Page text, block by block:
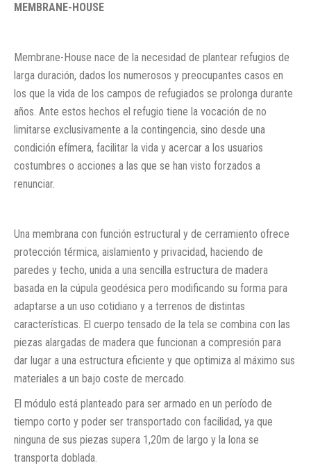
MEMBRANE-HOUSE
Membrane-House nace de la necesidad de plantear refugios de
larga duración, dados los numerosos y preocupantes casos en
los que la vida de los campos de refugiados se prolonga durante
años. Ante estos hechos el refugio tiene la vocación de no
limitarse exclusivamente a la contingencia, sino desde una
condición efímera, facilitar la vida y acercar a los usuarios
costumbres o acciones a las que se han visto forzados a
renunciar.
Una membrana con función estructural y de cerramiento ofrece
protección térmica, aislamiento y privacidad, haciendo de
paredes y techo, unida a una sencilla estructura de madera
basada en la cúpula geodésica pero modificando su forma para
adaptarse a un uso cotidiano y a terrenos de distintas
características. El cuerpo tensado de la tela se combina con las
piezas alargadas de madera que funcionan a compresión para
dar lugar a una estructura eficiente y que optimiza al máximo sus
materiales a un bajo coste de mercado.
El módulo está planteado para ser armado en un período de
tiempo corto y poder ser transportado con facilidad, ya que
ninguna de sus piezas supera 1,20m de largo y la lona se
transporta doblada.